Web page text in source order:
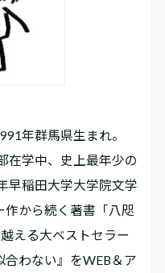
年群馬県生まれ。
在学中、史上最年少の
早稲田大学大学院文学
から続く著書「八咫
える大ベストセラー
わない』をWEB＆ア